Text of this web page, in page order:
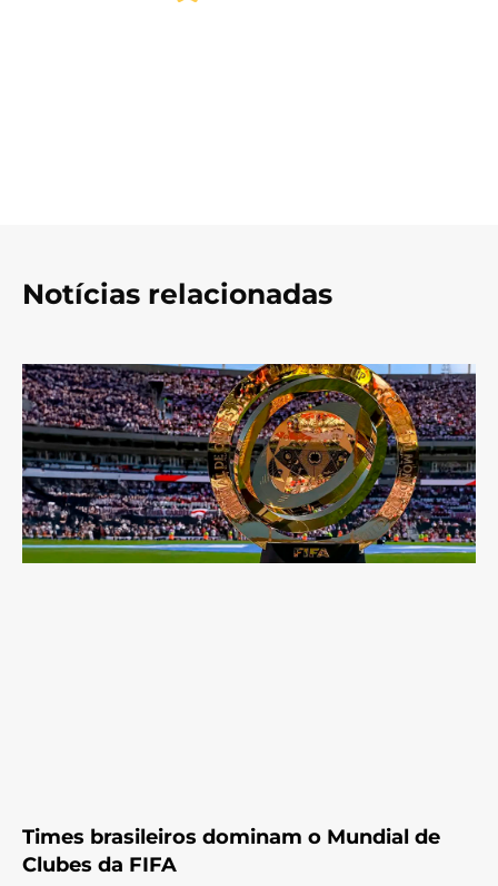
Notícias relacionadas
Times brasileiros dominam o Mundial de
Clubes da FIFA